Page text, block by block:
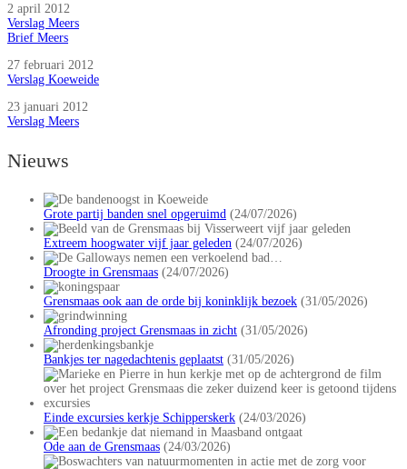
2 april 2012
Verslag Meers
Brief Meers
27 februari 2012
Verslag Koeweide
23 januari 2012
Verslag Meers
Nieuws
Grote partij banden snel opgeruimd (24/07/2026)
Extreem hoogwater vijf jaar geleden (24/07/2026)
Droogte in Grensmaas (24/07/2026)
Grensmaas ook aan de orde bij koninklijk bezoek (31/05/2026)
Afronding project Grensmaas in zicht (31/05/2026)
Bankjes ter nagedachtenis geplaatst (31/05/2026)
Einde excursies kerkje Schipperskerk (24/03/2026)
Ode aan de Grensmaas (24/03/2026)